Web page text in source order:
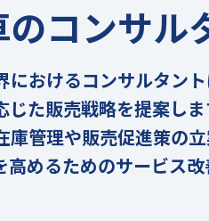
コンサル
におけるコンサルタン
た販売戦略を提案し
庫管理や販売促進策の
めるためのサービス改